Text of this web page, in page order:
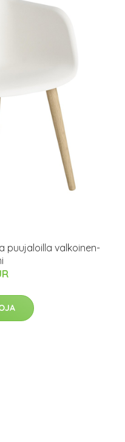
puujaloilla valkoinen-